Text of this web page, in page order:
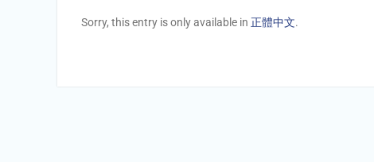
Sorry, this entry is only available in 正體中文.